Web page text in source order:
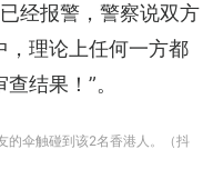
经报警，警察说双方
，理论上任何一方都
结果！”。
的伞触碰到该2名香港人。（抖